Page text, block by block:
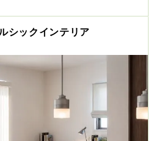
シックインテリア